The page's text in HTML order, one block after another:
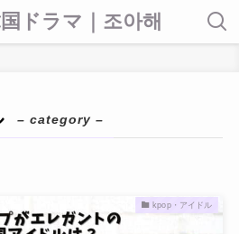
ドラマ｜조아해
– category –
kpop・アイドル